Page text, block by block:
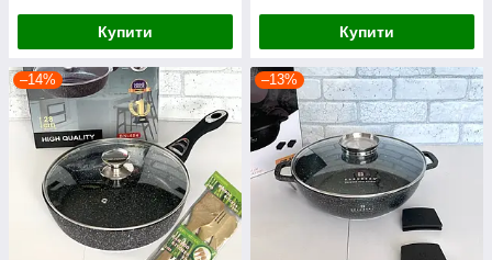
Купити Купити
–14% –13%